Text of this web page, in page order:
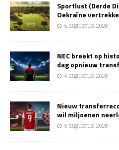
Sportlust (Derde
Oekraïne
5 augustus 2026
NEC breekt op
dag opnieuw
4 augustus 2026
Nieuw
wil miljoenen
3 augustus 2026